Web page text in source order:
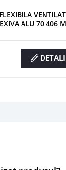
ALU 70 406